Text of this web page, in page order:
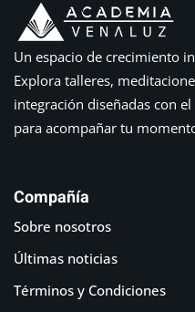
Un espacio de crecimiento
Explora talleres,
integración diseñadas con
para acompañar tu
Compañía
Sobre nosotros
Últimas noticias
Términos y Condiciones